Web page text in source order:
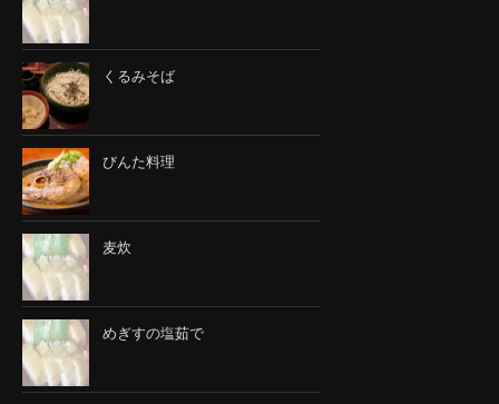
くるみそば
びんた料理
麦炊
めぎすの塩茹で